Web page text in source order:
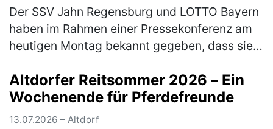
Der SSV Jahn Regensburg und LOTTO Bayern
haben im Rahmen einer Pressekonferenz am
heutigen Montag bekannt gegeben, dass sie
fortsetzen. Die loyale und sehr langjäh…
(mehr)
Altdorfer Reitsommer 2026 – Ein
Wochenende für Pferdefreunde
13.07.2026 – Altdorf